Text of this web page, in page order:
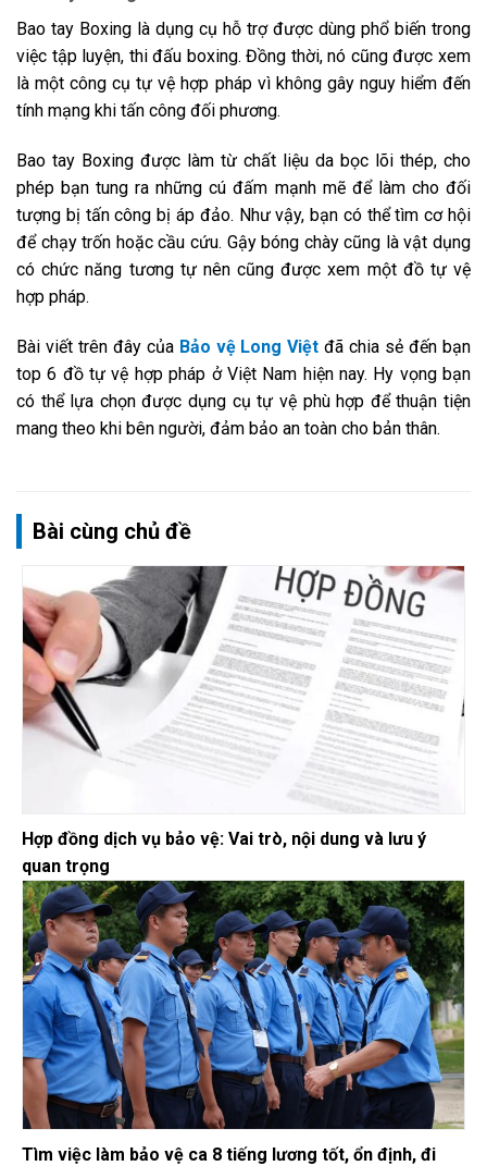
Bao tay Boxing là dụng cụ hỗ trợ được dùng phổ biến trong
việc tập luyện, thi đấu boxing. Đồng thời, nó cũng được xem
là một công cụ tự vệ hợp pháp vì không gây nguy hiểm đến
tính mạng khi tấn công đối phương.
Bao tay Boxing được làm từ chất liệu da bọc lõi thép, cho
phép bạn tung ra những cú đấm mạnh mẽ để làm cho đối
tượng bị tấn công bị áp đảo. Như vậy, bạn có thể tìm cơ hội
để chạy trốn hoặc cầu cứu. Gậy bóng chày cũng là vật dụng
có chức năng tương tự nên cũng được xem một đồ tự vệ
hợp pháp.
Bài viết trên đây của Bảo vệ Long Việt đã chia sẻ đến bạn
top 6 đồ tự vệ hợp pháp ở Việt Nam hiện nay. Hy vọng bạn
có thể lựa chọn được dụng cụ tự vệ phù hợp để thuận tiện
mang theo khi bên người, đảm bảo an toàn cho bản thân.
Bài cùng chủ đề
Hợp đồng dịch vụ bảo vệ: Vai trò, nội dung và lưu ý
quan trọng
Tìm việc làm bảo vệ ca 8 tiếng lương tốt, ổn định, đi